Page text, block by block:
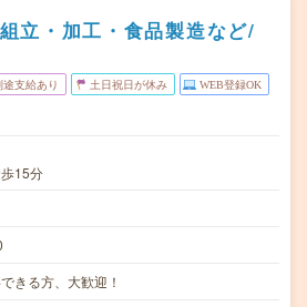
立・加工・食品製造など/
途支給あり 土日祝日が休み WEB登録OK
15分
きる方、大歓迎！